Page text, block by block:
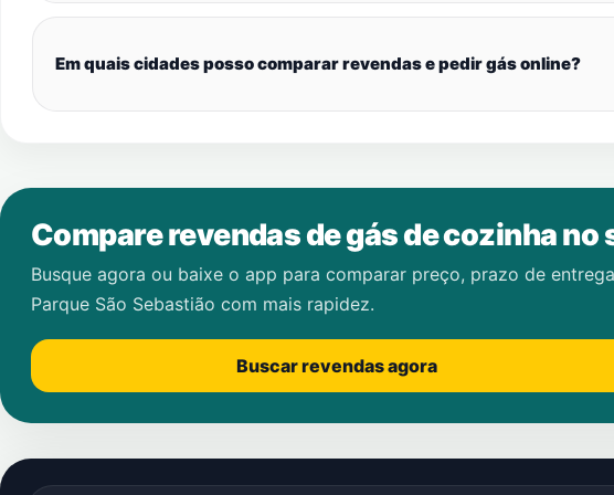
Em quais cidades posso comparar revendas e pedir gás online?
Compare revendas de gás de cozinha no
Busque agora ou baixe o app para comparar preço, prazo de
Parque São Sebastião com mais rapidez.
Buscar revendas agora